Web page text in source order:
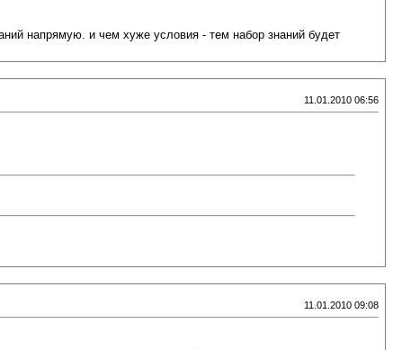
напрямую. и чем хуже условия - тем набор знаний будет
11.01.2010 06:56
11.01.2010 09:08